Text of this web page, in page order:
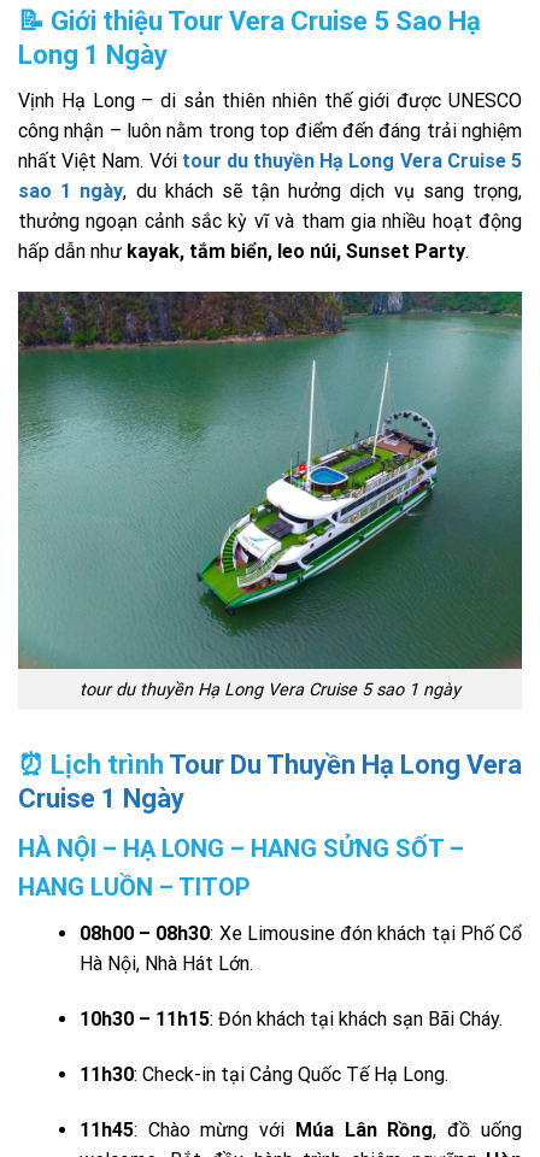
📝 Giới thiệu Tour Vera Cruise 5 Sao Hạ
Long 1 Ngày
Vịnh Hạ Long – di sản thiên nhiên thế giới được UNESCO
công nhận – luôn nằm trong top điểm đến đáng trải nghiệm
nhất Việt Nam. Với tour du thuyền Hạ Long Vera Cruise 5
sao 1 ngày, du khách sẽ tận hưởng dịch vụ sang trọng,
thưởng ngoạn cảnh sắc kỳ vĩ và tham gia nhiều hoạt động
hấp dẫn như kayak, tắm biển, leo núi, Sunset Party.
tour du thuyền Hạ Long Vera Cruise 5 sao 1 ngày
⏰ Lịch trình Tour Du Thuyền Hạ Long Vera
Cruise 1 Ngày
HÀ NỘI – HẠ LONG – HANG SỬNG SỐT –
HANG LUỒN – TITOP
08h00 – 08h30: Xe Limousine đón khách tại Phố Cổ
Hà Nội, Nhà Hát Lớn.
10h30 – 11h15: Đón khách tại khách sạn Bãi Cháy.
11h30: Check-in tại Cảng Quốc Tế Hạ Long.
11h45: Chào mừng với Múa Lân Rồng, đồ uống